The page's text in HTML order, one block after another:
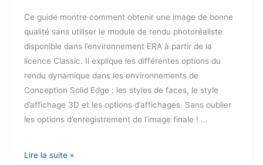
Ce guide montre comment obtenir une image de bonne
qualité sans utiliser le module de rendu photoréaliste
disponible dans l’environnement ERA à partir de la
licence Classic. Il explique les différentes options du
rendu dynamique dans les environnements de
Conception Solid Edge : les styles de faces, le style
d’affichage 3D et les options d’affichages. Sans oublier
les options d’enregistrement de l’image finale ! …
Les
Lire la suite »